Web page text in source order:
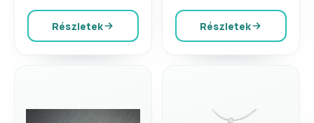
Részletek Részletek